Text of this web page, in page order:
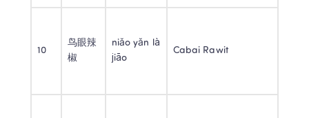
10
鸟眼辣
椒
niǎo yǎn là
jiāo
Cabai Rawit